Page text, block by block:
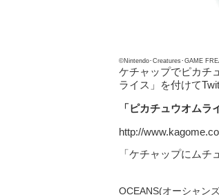
©Nintendo･Creatures･GAME
ケチャップでピカチ
ライス」を付けて
「ピカチュウオム
http://
「ケチャップにムチ
OCEANS(オーシャン